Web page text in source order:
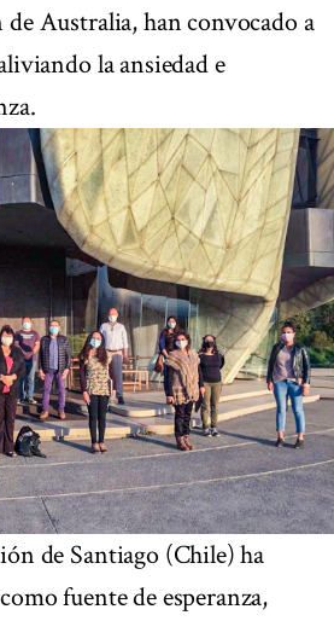
de Australia, han convocado a
la ansiedad e
de Santiago (Chile) ha
fuente de esperanza,